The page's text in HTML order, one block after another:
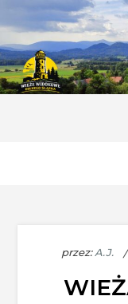
to
content
przez:A.J.